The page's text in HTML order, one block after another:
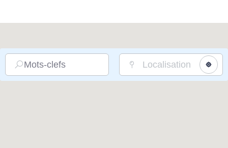
Mots-clefs